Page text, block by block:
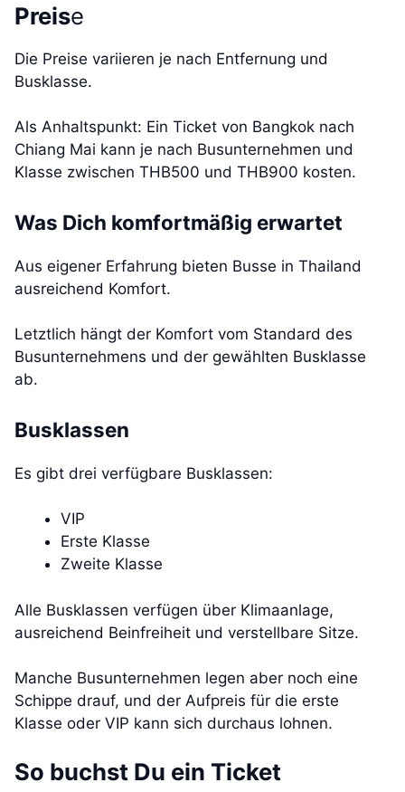
Preise
Die Preise variieren je nach Entfernung und
Busklasse.
Als Anhaltspunkt: Ein Ticket von Bangkok nach
Chiang Mai kann je nach Busunternehmen und
Klasse zwischen THB500 und THB900 kosten.
Was Dich komfortmäßig erwartet
Aus eigener Erfahrung bieten Busse in Thailand
ausreichend Komfort.
Letztlich hängt der Komfort vom Standard des
Busunternehmens und der gewählten Busklasse
ab.
Busklassen
Es gibt drei verfügbare Busklassen:
VIP
Erste Klasse
Zweite Klasse
Alle Busklassen verfügen über Klimaanlage,
ausreichend Beinfreiheit und verstellbare Sitze.
Manche Busunternehmen legen aber noch eine
Schippe drauf, und der Aufpreis für die erste
Klasse oder VIP kann sich durchaus lohnen.
So buchst Du ein Ticket